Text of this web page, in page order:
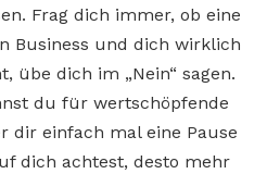
Frag dich immer, ob eine
Business und dich wirklich
übe dich im „Nein“ sagen.
du für wertschöpfende
dir einfach mal eine Pause
dich achtest, desto mehr